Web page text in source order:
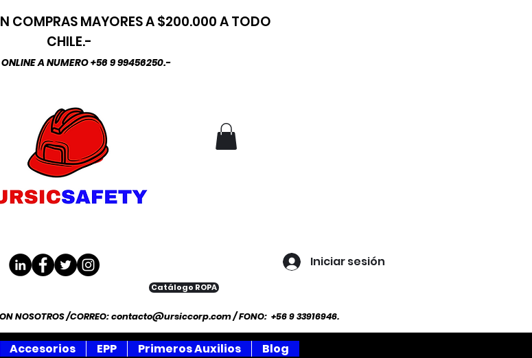
COMPRAS MAYORES A $200.000 A TODO
CHILE.-
ONLINE A NUMERO +56 9 99456250.-
Iniciar sesión
Catálogo ROPA
NOSOTROS /CORREO:contacto@ursiccorp.com/ FONO: +56 9 33916946.
Accesorios EPP Primeros Auxilios Blog